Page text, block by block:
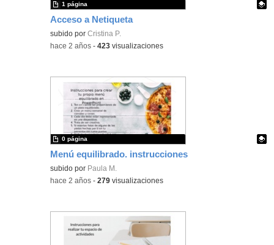
Acceso a Netiqueta
Contenido educativo.
subido porCristina P.
1 página
-hace 2 años -423 visualizaciones
Menú equilibrado. instrucciones
Contenido educativo.
subido por Paula M.
0 página
-hace 2 años -279 visualizaciones